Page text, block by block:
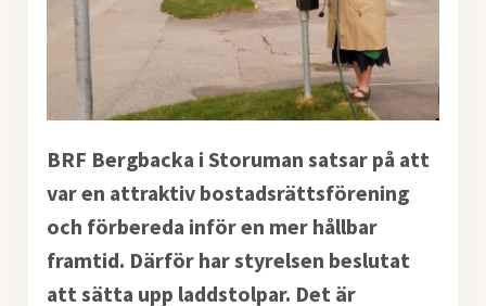
BRF Bergbacka i Storuman satsar på att
var en attraktiv bostadsrättsförening
och förbereda inför en mer hållbar
framtid. Därför har styrelsen beslutat
att sätta upp laddstolpar. Det är